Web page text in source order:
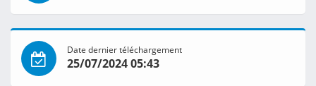
Date dernier téléchargement
25/07/2024 05:43